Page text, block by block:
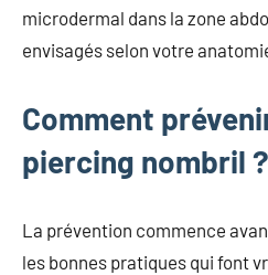
microdermal dans la zone
envisagés selon votre
Comment
piercing nombril ?
La prévention commence
les bonnes pratiques qui font